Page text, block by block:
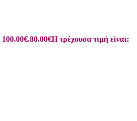
80.00€Η τρέχουσα τιμή είναι: